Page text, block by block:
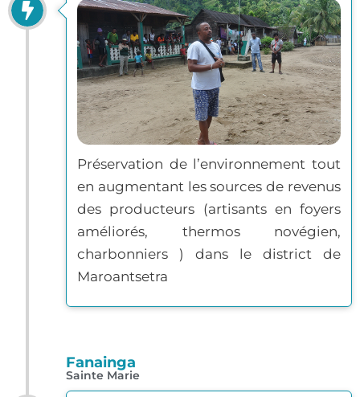
Préservation de l’environnement tout
en augmentant les sources de revenus
des producteurs (artisants en foyers
améliorés, thermos novégien,
charbonniers ) dans le district de
Maroantsetra
Fanainga
Sainte Marie